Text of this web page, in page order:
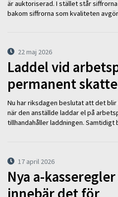
är auktoriserad. I stället står
bakom siffrorna som kvaliteten
22 maj 2026
Laddel vid
permanent
Nu har riksdagen beslutat att det
när den anställde laddar el på
tillhandahåller laddningen.
17 april 2026
Nya a-
innebär det för